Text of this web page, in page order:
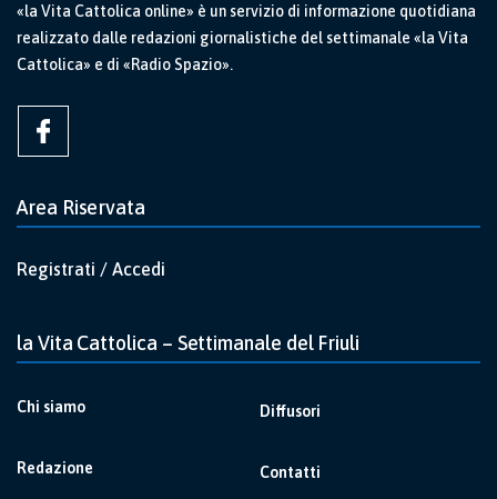
«la Vita Cattolica online» è un servizio di informazione quotidiana
realizzato dalle redazioni giornalistiche del settimanale «la Vita
Cattolica» e di «Radio Spazio».
Area Riservata
Registrati / Accedi
la Vita Cattolica – Settimanale del Friuli
Chi siamo
Redazione
Diffusori
Contatti